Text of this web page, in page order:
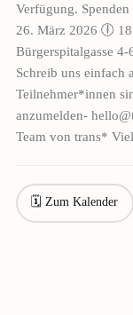
Verfügung.
26. März 2026 🕕
Bürgerspitalgasse
Schreib uns einfach
Teilnehmer*innen
anzumelden-
Team von trans*
🗓 Zum Kalender